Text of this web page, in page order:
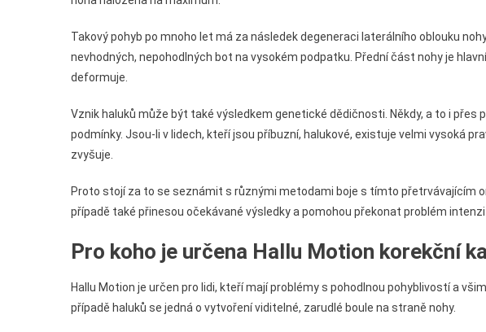
Takový pohyb po mnoho let má za následek degeneraci laterálního oblouku
nevhodných, nepohodlných bot na vysokém podpatku. Přední část nohy je
deformuje.
Vznik haluků může být také výsledkem genetické dědičnosti. Někdy, a to i přes
podmínky. Jsou-li v lidech, kteří jsou příbuzní, halukové, existuje velmi vysoká
zvyšuje.
Proto stojí za to se seznámit s různými metodami boje s tímto přetrvávajícím
případě také přinesou očekávané výsledky a pomohou překonat problém
Pro koho je určena Hallu Motion korekční
Hallu Motion je určen pro lidi, kteří mají problémy s pohodlnou pohyblivostí a
případě haluků se jedná o vytvoření viditelné, zarudlé boule na straně nohy.